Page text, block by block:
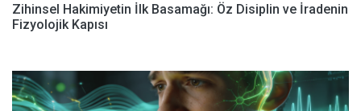
Zihinsel Hakimiyetin İlk Basamağı: Öz Disiplin ve İradenin
Fizyolojik Kapısı